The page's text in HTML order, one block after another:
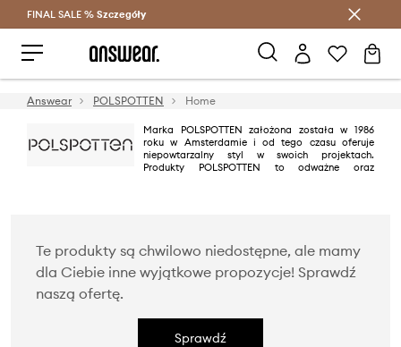
Oszczędzaj z Answear Club >
FINAL SALE % Szczegóły
Answear POLSPOTTEN Home
Marka POLSPOTTEN założona została w 1986
roku w Amsterdamie i od tego czasu oferuje
niepowtarzalny styl w swoich projektach.
Produkty POLSPOTTEN to odważne oraz
Te produkty są chwilowo niedostępne, ale mamy
dla Ciebie inne wyjątkowe propozycje! Sprawdź
naszą ofertę.
Sprawdź